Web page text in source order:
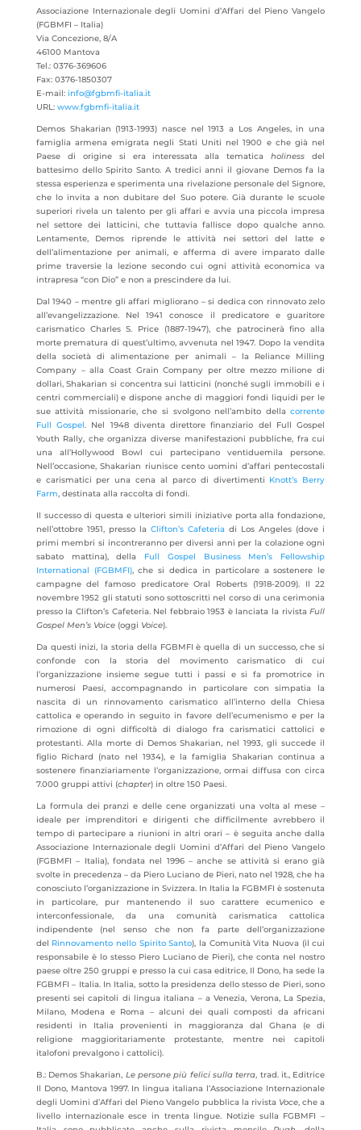
Associazione Internazionale degli Uomini d’Affari del Pieno Vangelo
(FGBMFI – Italia)
Via Concezione, 8/A
46100 Mantova
Tel.: 0376-369606
Fax: 0376-1850307
E-mail: info@fgbmfi-italia.it
URL:www.fgbmfi-italia.it
Demos Shakarian (1913-1993) nasce nel 1913 a Los Angeles, in una
famiglia armena emigrata negli Stati Uniti nel 1900 e che già nel
Paese di origine si era interessata alla tematicaholiness del
battesimo dello Spirito Santo. A tredici anni il giovane Demos fa la
stessa esperienza e sperimenta una rivelazione personale del Signore,
che lo invita a non dubitare del Suo potere. Già durante le scuole
superiori rivela un talento per gli affari e avvia una piccola impresa
nel settore dei latticini, che tuttavia fallisce dopo qualche anno.
Lentamente, Demos riprende le attività nei settori del latte e
dell’alimentazione per animali, e afferma di avere imparato dalle
prime traversie la lezione secondo cui ogni attività economica va
intrapresa “con Dio” e non a prescindere da lui.
Dal 1940 – mentre gli affari migliorano – si dedica con rinnovato zelo
all’evangelizzazione. Nel 1941 conosce il predicatore e guaritore
carismatico Charles S. Price (1887-1947), che patrocinerà fino alla
morte prematura di quest’ultimo, avvenuta nel 1947. Dopo la vendita
della società di alimentazione per animali – la Reliance Milling
Company – alla Coast Grain Company per oltre mezzo milione di
dollari, Shakarian si concentra sui latticini (nonché sugli immobili e i
centri commerciali) e dispone anche di maggiori fondi liquidi per le
sue attività missionarie, che si svolgono nell’ambito dellacorrente
Full Gospel. Nel 1948 diventa direttore finanziario del Full Gospel
Youth Rally, che organizza diverse manifestazioni pubbliche, fra cui
una all’Hollywood Bowl cui partecipano ventiduemila persone.
Nell’occasione, Shakarian riunisce cento uomini d’affari pentecostali
e carismatici per una cena al parco di divertimenti Knott’s Berry
Farm, destinata alla raccolta di fondi.
Il successo di questa e ulteriori simili iniziative porta alla fondazione,
nell’ottobre 1951, presso la Clifton’s Cafeteria di Los Angeles (dove i
primi membri si incontreranno per diversi anni per la colazione ogni
sabato mattina), della Full Gospel Business Men’s Fellowship
International (FGBMFI), che si dedica in particolare a sostenere le
campagne del famoso predicatore Oral Roberts (1918-2009). Il 22
novembre 1952 gli statuti sono sottoscritti nel corso di una cerimonia
presso la Clifton’s Cafeteria. Nel febbraio 1953 è lanciata la rivistaFull
Gospel Men’s Voice (oggi Voice).
Da questi inizi, la storia della FGBMFI è quella di un successo, che si
confonde con la storia del movimento carismatico di cui
l’organizzazione insieme segue tutti i passi e si fa promotrice in
numerosi Paesi, accompagnando in particolare con simpatia la
nascita di un rinnovamento carismatico all’interno della Chiesa
cattolica e operando in seguito in favore dell’ecumenismo e per la
rimozione di ogni difficoltà di dialogo fra carismatici cattolici e
protestanti. Alla morte di Demos Shakarian, nel 1993, gli succede il
figlio Richard (nato nel 1934), e la famiglia Shakarian continua a
sostenere finanziariamente l’organizzazione, ormai diffusa con circa
7.000 gruppi attivi (chapter) in oltre 150 Paesi.
La formula dei pranzi e delle cene organizzati una volta al mese –
ideale per imprenditori e dirigenti che difficilmente avrebbero il
tempo di partecipare a riunioni in altri orari – è seguita anche dalla
Associazione Internazionale degli Uomini d’Affari del Pieno Vangelo
(FGBMFI – Italia), fondata nel 1996 – anche se attività si erano già
svolte in precedenza – da Piero Luciano de Pieri, nato nel 1928, che ha
conosciuto l’organizzazione in Svizzera. In Italia la FGBMFI è sostenuta
in particolare, pur mantenendo il suo carattere ecumenico e
interconfessionale, da una comunità carismatica cattolica
indipendente (nel senso che non fa parte dell’organizzazione
del Rinnovamento nello Spirito Santo), la Comunità Vita Nuova (il cui
responsabile è lo stesso Piero Luciano de Pieri), che conta nel nostro
paese oltre 250 gruppi e presso la cui casa editrice, Il Dono, ha sede la
FGBMFI – Italia. In Italia, sotto la presidenza dello stesso de Pieri, sono
presenti sei capitoli di lingua italiana – a Venezia, Verona, La Spezia,
Milano, Modena e Roma – alcuni dei quali composti da africani
residenti in Italia provenienti in maggioranza dal Ghana (e di
religione maggioritariamente protestante, mentre nei capitoli
italofoni prevalgono i cattolici).
B.: Demos Shakarian, Le persone più felici sulla terra, trad. it., Editrice
Il Dono, Mantova 1997. In lingua italiana l’Associazione Internazionale
degli Uomini d’Affari del Pieno Vangelo pubblica la rivista Voce, che a
livello internazionale esce in trenta lingue. Notizie sulla FGBMFI –